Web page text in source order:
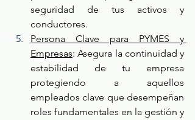
seguridad de tus activos y
conductores.
Persona Clave para PYMES y
Empresas: Asegura la continuidad y
estabilidad de tu empresa
protegiendo a aquellos
empleados clave que desempeñan
roles fundamentales en la gestión y